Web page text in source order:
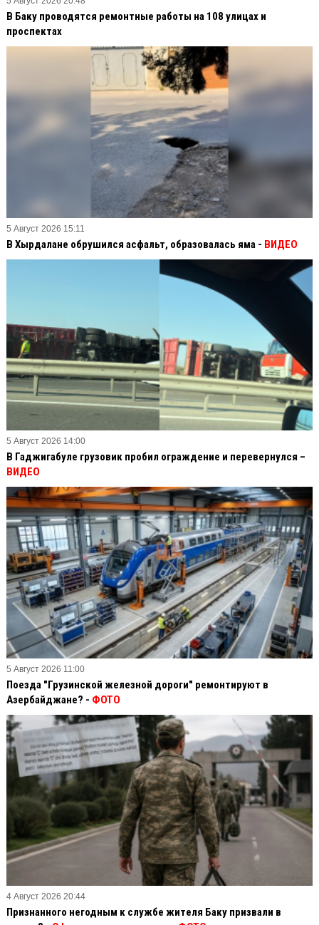
В Баку проводятся ремонтные работы на 108 улицах и
проспектах
5 Август 2026 15:11
В Хырдалане обрушился асфальт, образовалась яма - ВИДЕО
5 Август 2026 14:00
В Гаджигабуле грузовик пробил ограждение и перевернулся –
ВИДЕО
5 Август 2026 11:00
Поезда "Грузинской железной дороги" ремонтируют в
Азербайджане? - ФОТО
4 Август 2026 20:44
Признанного негодным к службе жителя Баку призвали в